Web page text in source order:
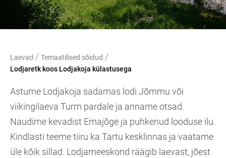
Laevad / Temaatilised sõidud /
Lodjaretk koos Lodjakoja külastusega
Astume Lodjakoja sadamas lodi Jõmmu või
viikingilaeva Turm pardale ja anname otsad.
Naudime kevadist Emajõge ja puhkenud looduse ilu.
Kindlasti teeme tiiru ka Tartu kesklinnas ja vaatame
üle kõik sillad. Lodjameeskond räägib laevast, jõest